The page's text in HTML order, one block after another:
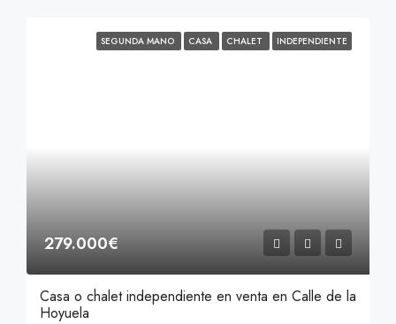
SEGUNDA MANO CASA CHALET INDEPENDIENTE
279.000€
Casa o chalet independiente en venta en Calle de la
Hoyuela